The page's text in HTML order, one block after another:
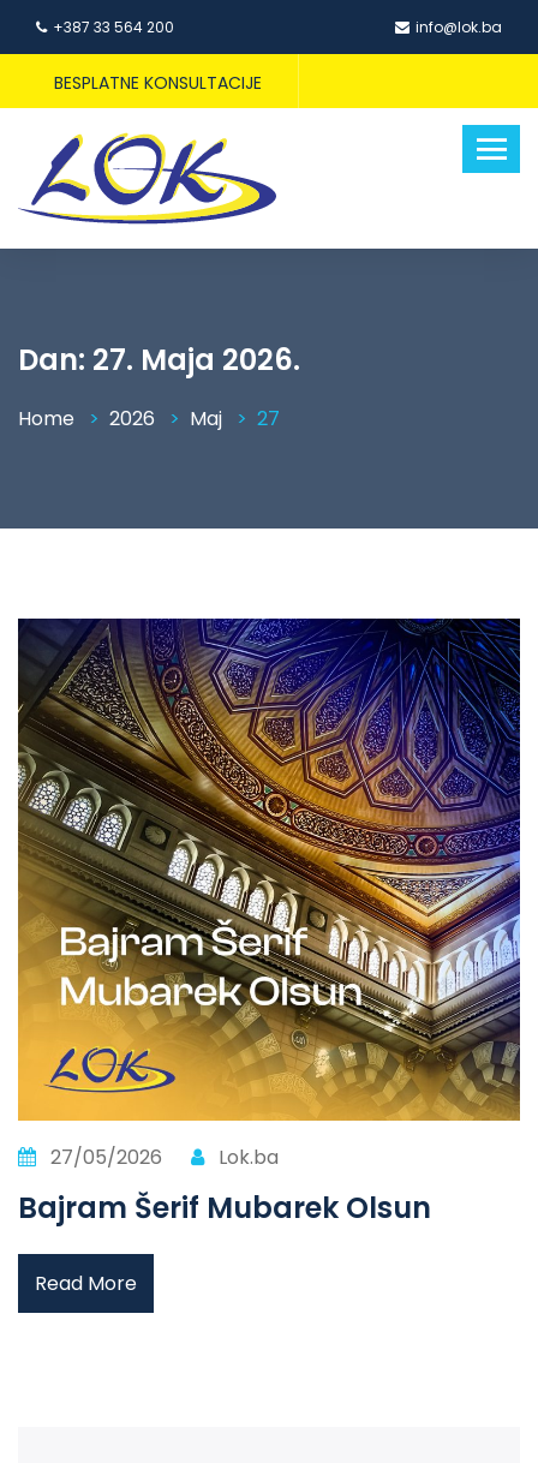
+387 33 564 200 info@lok.ba
BESPLATNE KONSULTACIJE
Dan: 27. Maja 2026.
Home 2026 Maj 27
27/05/2026 Lok.ba
Bajram Šerif Mubarek Olsun
Read More